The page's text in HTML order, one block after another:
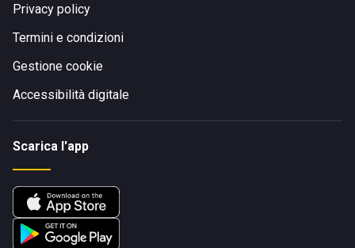
Privacy policy
Termini e condizioni
Gestione cookie
Accessibilità digitale
Scarica l'app